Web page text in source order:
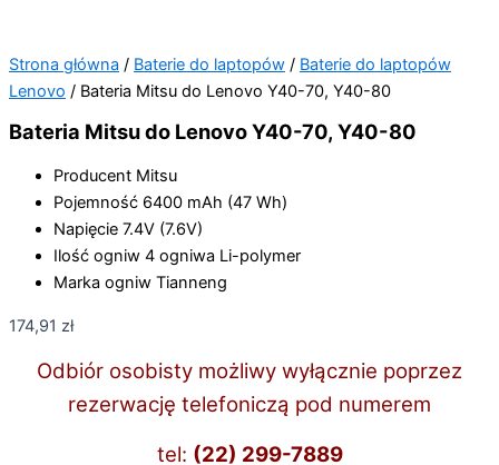
Strona główna / Baterie do laptopów / Baterie do laptopów
Lenovo / Bateria Mitsu do Lenovo Y40-70, Y40-80
Bateria Mitsu do Lenovo Y40-70, Y40-80
Producent Mitsu
Pojemność 6400 mAh (47 Wh)
Napięcie 7.4V (7.6V)
Ilość ogniw 4 ogniwa Li-polymer
Marka ogniw Tianneng
174,91 zł
Odbiór osobisty możliwy wyłącznie poprzez
rezerwację telefoniczą pod numerem
tel: (22) 299-7889